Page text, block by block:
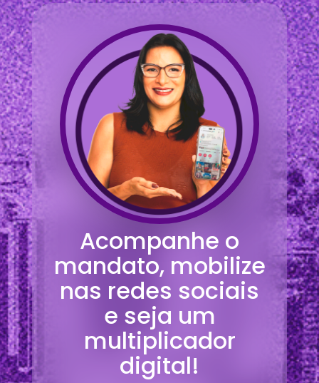
Acompanhe o
mandato, mobilize
nas redes sociais
e seja um
multiplicador
digital!